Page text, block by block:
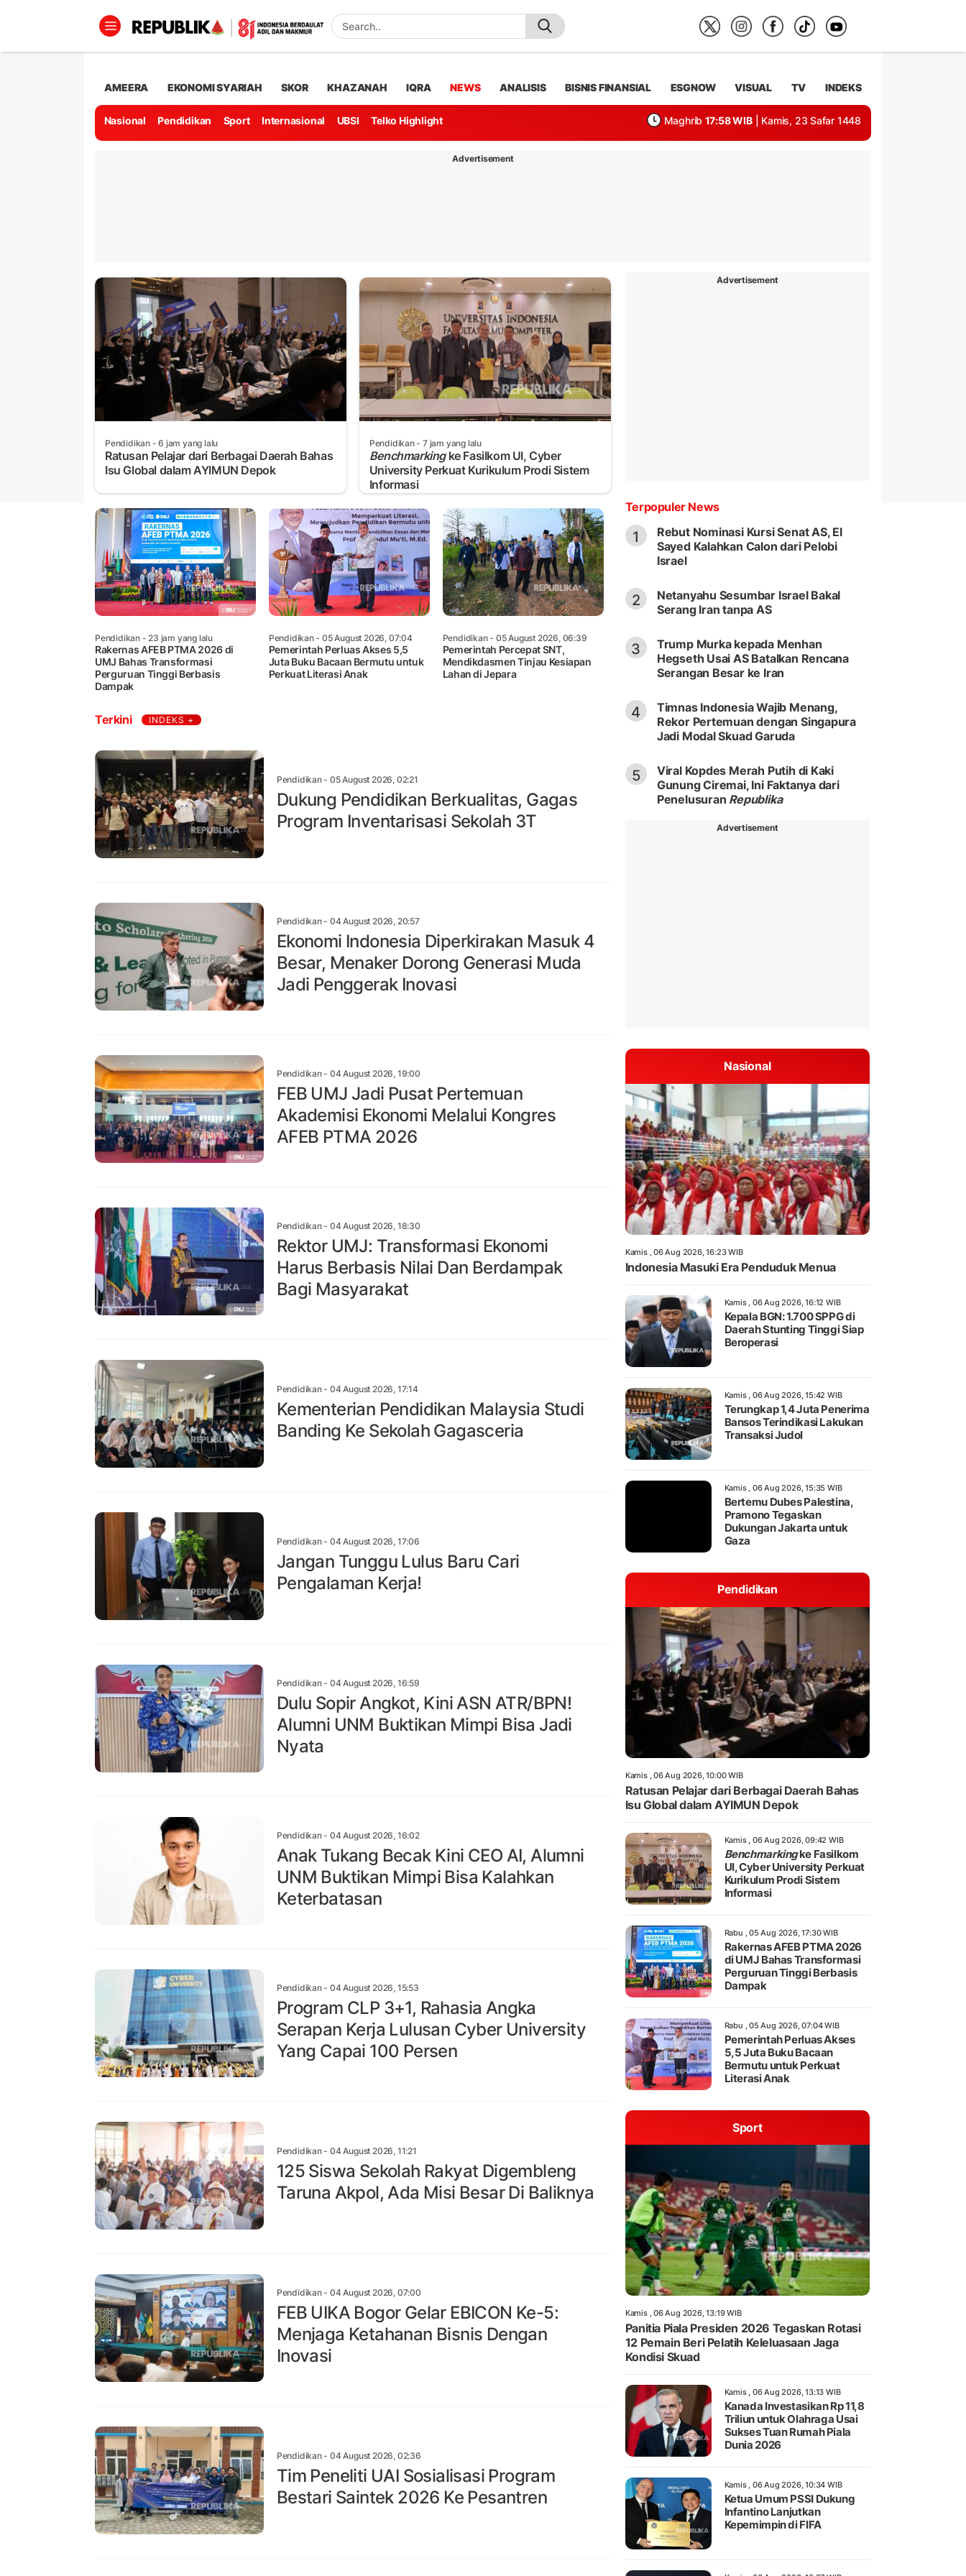
AMEERA EKONOMI SYARIAH SKOR KHAZANAH IQRA NEWS ANALISIS BISNIS FINANSIAL ESGNOW VISUAL TV INDEKS
Nasional Pendidikan Sport Internasional UBSI Telko Highlight Maghrib 17:58 WIB | Kamis, 23 Safar 1448
Advertisement
Pendidikan- 6 jam yang lalu
Ratusan Pelajar dari Berbagai Daerah Bahas
Isu Global dalam AYIMUN Depok
Pendidikan- 7 jam yang lalu
Benchmarking ke Fasilkom UI, Cyber
University Perkuat Kurikulum Prodi Sistem
Informasi
Pendidikan- 23 jam yang lalu
Rakernas AFEB PTMA 2026 di
UMJ Bahas Transformasi
Perguruan Tinggi Berbasis
Dampak
Pendidikan- 05 August 2026, 07:04
Pemerintah Perluas Akses 5,5
Juta Buku Bacaan Bermutu untuk
Perkuat Literasi Anak
Pendidikan- 05 August 2026, 06:39
Pemerintah Percepat SNT,
Mendikdasmen Tinjau Kesiapan
Lahan di Jepara
Terkini INDEKS +
Pendidikan- 05 August 2026, 02:21
Dukung Pendidikan Berkualitas, Gagas
Program Inventarisasi Sekolah 3T
Pendidikan- 04 August 2026, 20:57
Ekonomi Indonesia Diperkirakan Masuk 4
Besar, Menaker Dorong Generasi Muda
Jadi Penggerak Inovasi
Pendidikan- 04 August 2026, 19:00
FEB UMJ Jadi Pusat Pertemuan
Akademisi Ekonomi Melalui Kongres
AFEB PTMA 2026
Pendidikan- 04 August 2026, 18:30
Rektor UMJ: Transformasi Ekonomi
Harus Berbasis Nilai Dan Berdampak
Bagi Masyarakat
Pendidikan- 04 August 2026, 17:14
Kementerian Pendidikan Malaysia Studi
Banding Ke Sekolah Gagasceria
Pendidikan- 04 August 2026, 17:06
Jangan Tunggu Lulus Baru Cari
Pengalaman Kerja!
Pendidikan- 04 August 2026, 16:59
Dulu Sopir Angkot, Kini ASN ATR/BPN!
Alumni UNM Buktikan Mimpi Bisa Jadi
Nyata
Pendidikan- 04 August 2026, 16:02
Anak Tukang Becak Kini CEO AI, Alumni
UNM Buktikan Mimpi Bisa Kalahkan
Keterbatasan
Pendidikan- 04 August 2026, 15:53
Program CLP 3+1, Rahasia Angka
Serapan Kerja Lulusan Cyber University
Yang Capai 100 Persen
Pendidikan- 04 August 2026, 11:21
125 Siswa Sekolah Rakyat Digembleng
Taruna Akpol, Ada Misi Besar Di Baliknya
Pendidikan- 04 August 2026, 07:00
FEB UIKA Bogor Gelar EBICON Ke-5:
Menjaga Ketahanan Bisnis Dengan
Inovasi
Pendidikan- 04 August 2026, 02:36
Tim Peneliti UAI Sosialisasi Program
Bestari Saintek 2026 Ke Pesantren
Advertisement
Terpopuler News
1
Rebut Nominasi Kursi Senat AS, El
Sayed Kalahkan Calon dari Pelobi
Israel
2
Netanyahu Sesumbar Israel Bakal
Serang Iran tanpa AS
3
Trump Murka kepada Menhan
Hegseth Usai AS Batalkan Rencana
Serangan Besar ke Iran
4
Timnas Indonesia Wajib Menang,
Rekor Pertemuan dengan Singapura
Jadi Modal Skuad Garuda
5
Viral Kopdes Merah Putih di Kaki
Gunung Ciremai, Ini Faktanya dari
Penelusuran Republika
Advertisement
Nasional
Kamis , 06 Aug 2026, 16:23 WIB
Indonesia Masuki Era Penduduk Menua
Kamis , 06 Aug 2026, 16:12 WIB
Kepala BGN: 1.700 SPPG di
Daerah Stunting Tinggi Siap
Beroperasi
Kamis , 06 Aug 2026, 15:42 WIB
Terungkap 1,4 Juta Penerima
Bansos Terindikasi Lakukan
Transaksi Judol
Kamis , 06 Aug 2026, 15:35 WIB
Bertemu Dubes Palestina,
Pramono Tegaskan
Dukungan Jakarta untuk
Gaza
Pendidikan
Kamis , 06 Aug 2026, 10:00 WIB
Ratusan Pelajar dari Berbagai Daerah Bahas
Isu Global dalam AYIMUN Depok
Kamis , 06 Aug 2026, 09:42 WIB
Benchmarkingke Fasilkom
UI, Cyber University Perkuat
Kurikulum Prodi Sistem
Informasi
Rabu , 05 Aug 2026, 17:30 WIB
Rakernas AFEB PTMA 2026
di UMJ Bahas Transformasi
Perguruan Tinggi Berbasis
Dampak
Rabu , 05 Aug 2026, 07:04 WIB
Pemerintah Perluas Akses
5,5 Juta Buku Bacaan
Bermutu untuk Perkuat
Literasi Anak
Sport
Kamis , 06 Aug 2026, 13:19 WIB
Panitia Piala Presiden 2026 Tegaskan Rotasi
12 Pemain Beri Pelatih Keleluasaan Jaga
Kondisi Skuad
Kamis , 06 Aug 2026, 13:13 WIB
Kanada Investasikan Rp 11,8
Triliun untuk Olahraga Usai
Sukses Tuan Rumah Piala
Dunia 2026
Kamis , 06 Aug 2026, 10:34 WIB
Ketua Umum PSSI Dukung
Infantino Lanjutkan
Kepemimpin di FIFA